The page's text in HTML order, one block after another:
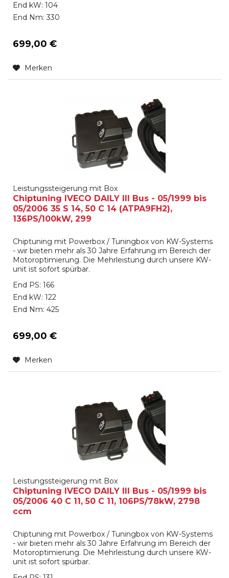
End kW: 104
End Nm: 330
699,00 €
Merken
Leistungssteigerung mit Box
Chiptuning IVECO DAILY III Bus - 05/1999 bis
05/2006 35 S 14, 50 C 14 (ATPA9FH2),
136PS/100kW, 299
Chiptuning mit Powerbox / Tuningbox von KW-Systems
- wir bieten mehr als 30 Jahre Erfahrung im Bereich der
Motoroptimierung. Die Mehrleistung durch unsere KW-
unit ist sofort spürbar.
End PS: 166
End kW: 122
End Nm: 425
699,00 €
Merken
Leistungssteigerung mit Box
Chiptuning IVECO DAILY III Bus - 05/1999 bis
05/2006 40 C 11, 50 C 11, 106PS/78kW, 2798
ccm
Chiptuning mit Powerbox / Tuningbox von KW-Systems
- wir bieten mehr als 30 Jahre Erfahrung im Bereich der
Motoroptimierung. Die Mehrleistung durch unsere KW-
unit ist sofort spürbar.